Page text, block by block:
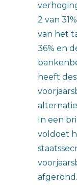
2 van
van het
36% en
heeft
In een
voldoet
afgerond.